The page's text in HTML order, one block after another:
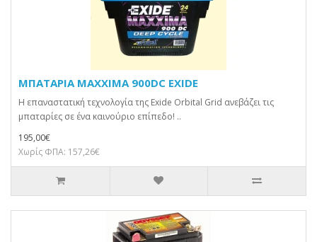
ΜΠΑΤΑΡΙΑ MAXXIMA 900DC EXIDE
Η επαναστατική τεχνολογία της Exide Orbital Grid ανεβάζει τις
μπαταρίες σε ένα καινούριο επίπεδο! ..
195,00€
Χωρίς ΦΠΑ: 157,26€